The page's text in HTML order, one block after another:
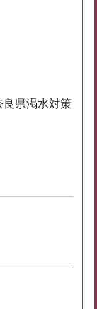
良県渇水対策